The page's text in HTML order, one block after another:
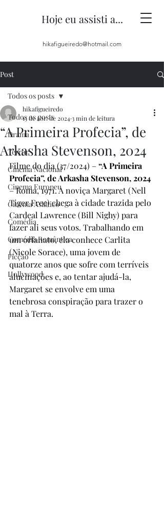
Hoje eu assisti a...
hikafigueiredo@hotmail.com
Post
Todos os posts
Drama
Terror
Cinema Nacional
Cinema Europeu
Cinema Asiático
Comédia
Comédia Romântica
Ficção
Hollywood
Todos os posts
“A Primeira Profecia”, de
Arkasha Stevenson, 2024
hikafigueiredo
15 de abr. de 20243 min de leitura
Filme do dia (37/2024) – “A Primeira
Profecia”, de Arkasha Stevenson, 2024
– Roma, 1971. A noviça Margaret (Nell
Tiger Free) chega à cidade trazida pelo
Cardeal Lawrence (Bill Nighy) para
fazer ali seus votos. Trabalhando em
um orfanato, ela conhece Carlita
(Nicole Sorace), uma jovem de
quatorze anos que sofre com terríveis
alucinações e, ao tentar ajudá-la,
Margaret se envolve em uma
tenebrosa conspiração para trazer o
mal à Terra.